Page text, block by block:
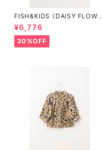
FISH&KIDS 〈DAISY FLOWE
R SHIRT〉
¥6,776
30%OFF